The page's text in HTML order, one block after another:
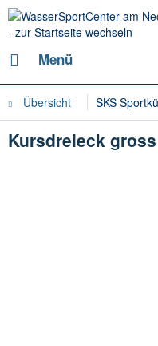
Menü
Übersicht SKS
Kursdreieck gross